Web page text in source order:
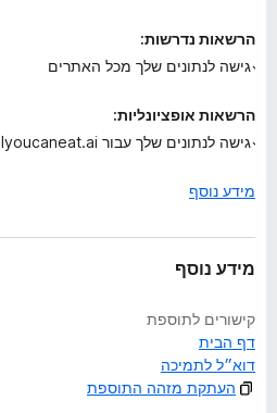
הרשאות נדרשות:
גישה לנתונים שלך מכל האתרים
הרשאות אופציונליות:
גישה לנתונים שלך עבור allyoucaneat.ai
מידע נוסף
מידע נוסף
קישורים לתוספת
דף הבית
דוא״ל לתמיכה
העתקת מזהה התוספת